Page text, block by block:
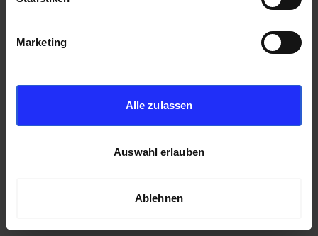
Marketing
Alle zulassen
Auswahl erlauben
Ablehnen